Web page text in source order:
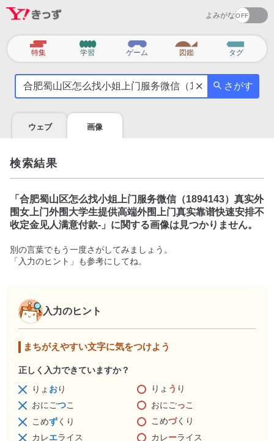
よみがな
カ
テ
特集 学習 ゲーム 図鑑 タグ
気
を
調
べ
よ
う
さがす
ウェブ 画像
検索結果
「 合肥蜀山区怎么找小姐上门服务微信（1894143）真实外
围女上门外围大学生提供高端外围上门真实靠谱快速安排不
收定金见人满意付款- 」に関する画像は見つかりません。
別の言葉でもう一度さがしてみましょう。
「入力のヒント」も参考にしてね。
入力のヒント
まちがえやすい文字に気をつけよう
正しく入力できていますか？
りょ おり りょ う り
おにごつこ おにごっこ
こめずくり こめづくり
カレエライス カレーライス